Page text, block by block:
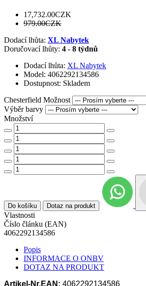
17,732.00CZK
979.00CZK
Dodací lhůta: XL Nabytek
Doručovací lhůty: 4 - 8 týdnů
Dodací lhůta: XL Nabytek
Model: 4062292134586
Dostupnost: Skladem
Chesterfield Možnost
Výběr barvy
Množství
Do košíku Dotaz na produkt
Vlastnosti
Číslo článku (EAN)
4062292134586
Popis
INFORMACE O ONBV
DOTAZ NA PRODUKT
Artikel-Nr.EAN: 4062292134586